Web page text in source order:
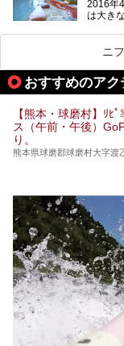
出すス
をピッ
2016年
は大き
阿蘇山
荘」か
館」の
期は孤
温泉」
ん。
この2軒
獄温泉
します
ニ
おすすめのア
【熊本・球磨村】ﾘ
ス（午前・午後）
り。
熊本県球磨郡球磨村大字渡